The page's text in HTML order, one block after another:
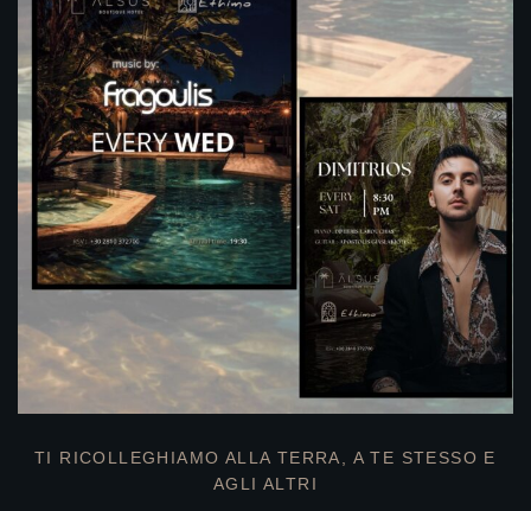
TI RICOLLEGHIAMO ALLA TERRA, A TE STESSO E
AGLI ALTRI